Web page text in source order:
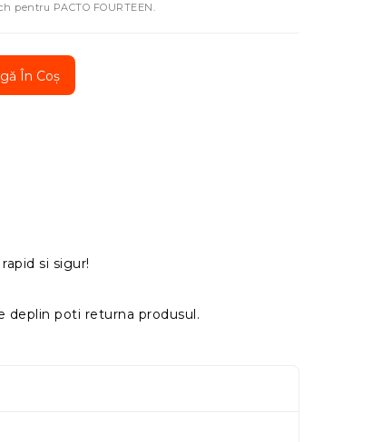
pentru PACTO FOURTEEN.
În Coș
si sigur!
deplin poti returna produsul.